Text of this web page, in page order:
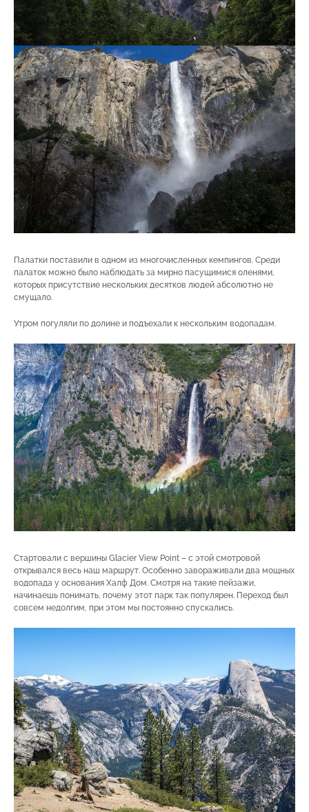
Палатки поставили в одном из многочисленных кемпингов. Среди
палаток можно было наблюдать за мирно пасущимися оленями,
которых присутствие нескольких десятков людей абсолютно не
смущало.
Утром погуляли по долине и подъехали к нескольким водопадам.
Стартовали с вершины Glacier View Point – с этой смотровой
открывался весь наш маршрут. Особенно завораживали два мощных
водопада у основания Халф Дом. Смотря на такие пейзажи,
начинаешь понимать, почему этот парк так популярен. Переход был
совсем недолгим, при этом мы постоянно спускались.